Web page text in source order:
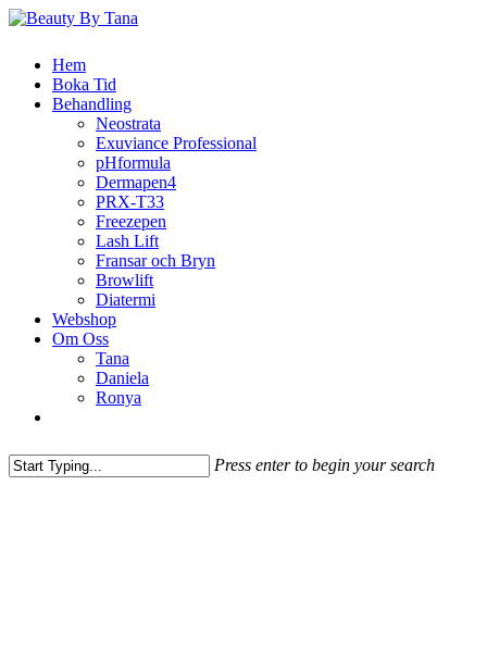
Skip
content
Menu
Hem
Boka Tid
Behandling
Neostrata
Exuviance Professional
pHformula
Dermapen4
PRX-T33
Freezepen
Lash Lift
Fransar och Bryn
Browlift
Diatermi
Webshop
Om Oss
Tana
Daniela
Ronya
Press enter to begin your search